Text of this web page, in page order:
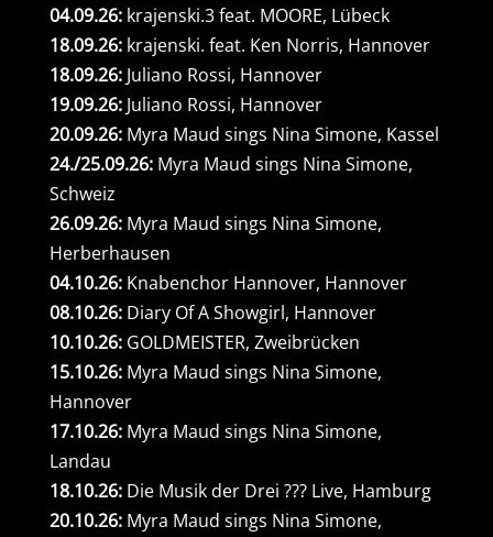
04.09.26:krajenski.3 feat. MOORE, Lübeck
18.09.26:krajenski. feat. Ken Norris, Hannover
18.09.26:Juliano Rossi, Hannover
19.09.26:Juliano Rossi, Hannover
20.09.26:Myra Maud sings Nina Simone, Kassel
24./25.09.26:Myra Maud sings Nina Simone,
Schweiz
26.09.26:Myra Maud sings Nina Simone,
Herberhausen
04.10.26:Knabenchor Hannover, Hannover
08.10.26: Diary Of A Showgirl, Hannover
10.10.26:GOLDMEISTER, Zweibrücken
15.10.26:Myra Maud sings Nina Simone,
Hannover
17.10.26:Myra Maud sings Nina Simone,
Landau
18.10.26:Die Musik der Drei ??? Live, Hamburg
20.10.26:Myra Maud sings Nina Simone,